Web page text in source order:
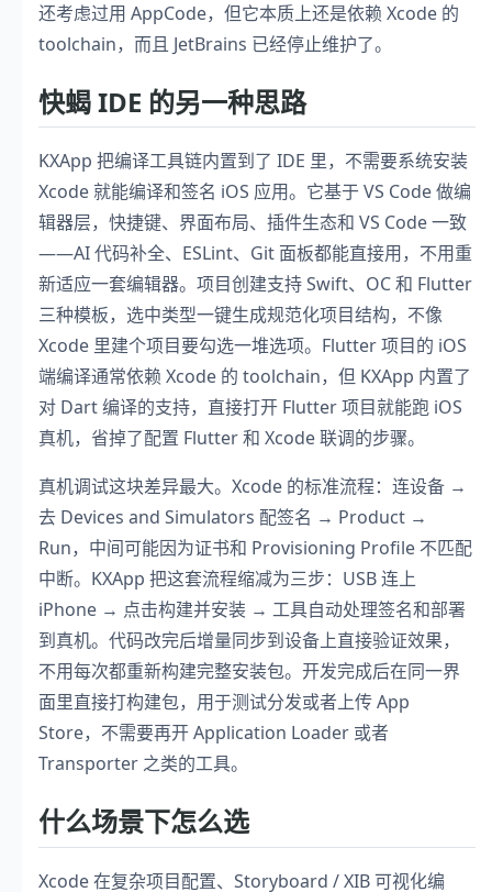
还考虑过用 AppCode，但它本质上还是依赖 Xcode 的
toolchain，而且 JetBrains 已经停止维护了。
快蝎 IDE 的另一种思路
KXApp 把编译工具链内置到了 IDE 里，不需要系统安装
Xcode 就能编译和签名 iOS 应用。它基于 VS Code 做编
辑器层，快捷键、界面布局、插件生态和 VS Code 一致
——AI 代码补全、ESLint、Git 面板都能直接用，不用重
新适应一套编辑器。项目创建支持 Swift、OC 和 Flutter
三种模板，选中类型一键生成规范化项目结构，不像
Xcode 里建个项目要勾选一堆选项。Flutter 项目的 iOS
端编译通常依赖 Xcode 的 toolchain，但 KXApp 内置了
对 Dart 编译的支持，直接打开 Flutter 项目就能跑 iOS
真机，省掉了配置 Flutter 和 Xcode 联调的步骤。
真机调试这块差异最大。Xcode 的标准流程：连设备 →
去 Devices and Simulators 配签名 → Product →
Run，中间可能因为证书和 Provisioning Profile 不匹配
中断。KXApp 把这套流程缩减为三步：USB 连上
iPhone → 点击构建并安装 → 工具自动处理签名和部署
到真机。代码改完后增量同步到设备上直接验证效果，
不用每次都重新构建完整安装包。开发完成后在同一界
面里直接打构建包，用于测试分发或者上传 App
Store，不需要再开 Application Loader 或者
Transporter 之类的工具。
什么场景下怎么选
Xcode 在复杂项目配置、Storyboard / XIB 可视化编